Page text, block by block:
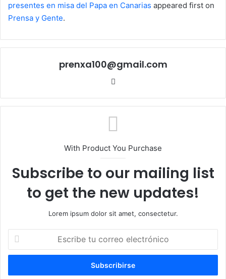
presentes en misa del Papa en Canarias appeared first on
Prensa y Gente.
prenxa100@gmail.com
With Product You Purchase
Subscribe to our mailing list
to get the new updates!
Lorem ipsum dolor sit amet, consectetur.
Escribe
correo